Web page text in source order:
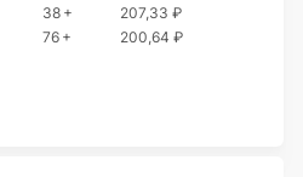
38 +
207,33 ₽
76 +
200,64 ₽